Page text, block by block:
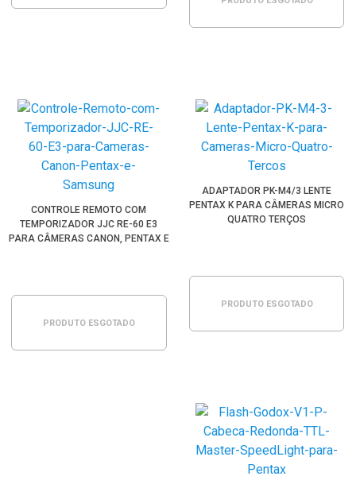
CONTROLE REMOTO COM
TEMPORIZADOR JJC RE-60 E3
PARA CÂMERAS CANON, PENTAX E
PRODUTO ESGOTADO
ADAPTADOR PK-M4/3 LENTE
PENTAX K PARA CÂMERAS MICRO
QUATRO TERÇOS
PRODUTO ESGOTADO